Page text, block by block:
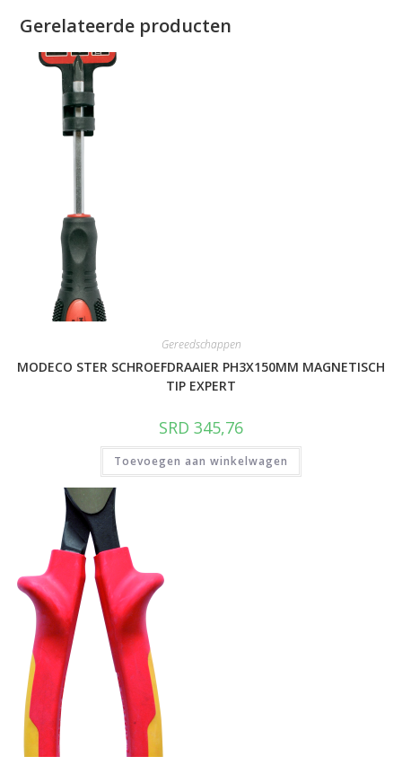
Gerelateerde producten
Gereedschappen
MODECO STER SCHROEFDRAAIER PH3X150MM MAGNETISCH
TIP EXPERT
SRD 345,76
Toevoegen aan winkelwagen